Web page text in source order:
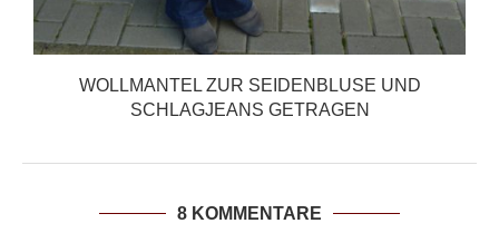
WOLLMANTEL ZUR SEIDENBLUSE UND
SCHLAGJEANS GETRAGEN
8 KOMMENTARE